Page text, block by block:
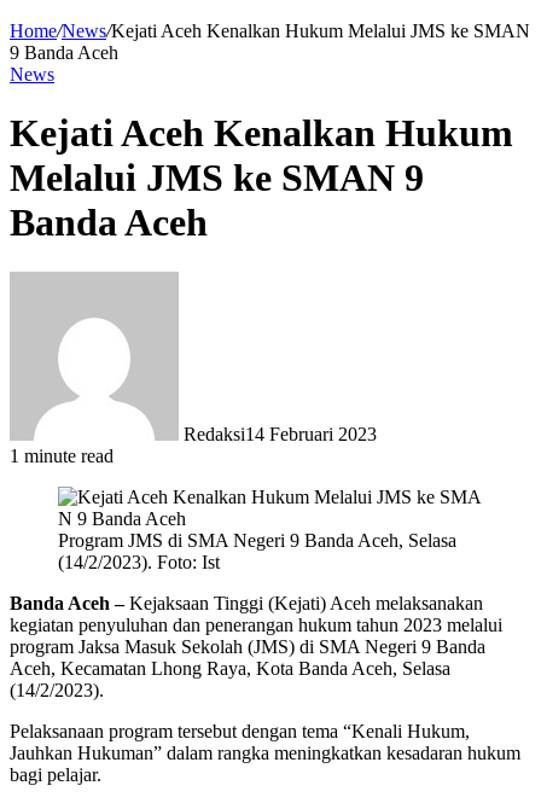
Home/News/Kejati Aceh Kenalkan Hukum Melalui JMS ke SMAN
9 Banda Aceh
News
Kejati Aceh Kenalkan Hukum
Melalui JMS ke SMAN 9
Banda Aceh
Redaksi14 Februari 2023
1 minute read
Program JMS di SMA Negeri 9 Banda Aceh, Selasa
(14/2/2023). Foto: Ist
Banda Aceh –Kejaksaan Tinggi (Kejati) Aceh melaksanakan
kegiatan penyuluhan dan penerangan hukum tahun 2023 melalui
program Jaksa Masuk Sekolah (JMS) di SMA Negeri 9 Banda
Aceh, Kecamatan Lhong Raya, Kota Banda Aceh, Selasa
(14/2/2023).
Pelaksanaan program tersebut dengan tema “Kenali Hukum,
Jauhkan Hukuman” dalam rangka meningkatkan kesadaran hukum
bagi pelajar.